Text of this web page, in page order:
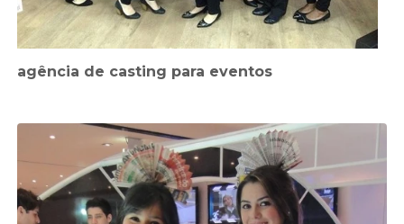
agência de casting para eventos